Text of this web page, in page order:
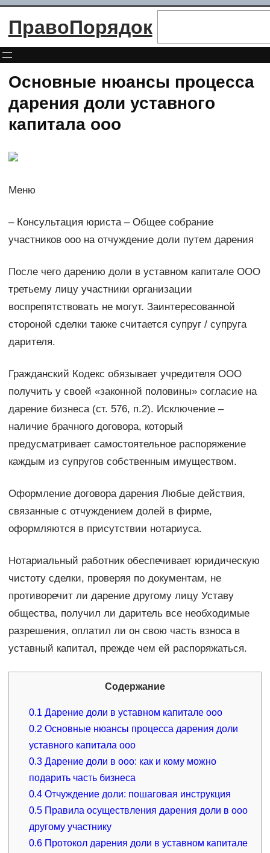
Перейти
ПравоПорядок
Основные нюансы процесса
дарения доли уставного
капитала ооо
Меню
– Консультация юриста – Общее собрание
участников ооо на отчуждение доли путем дарения
После чего дарению доли в уставном капитале ООО
третьему лицу участники организации
воспрепятствовать не могут. Заинтересованной
стороной сделки также считается супруг / супруга
дарителя.
Гражданский Кодекс обязывает учредителя ООО
получить у своей «законной половины» согласие на
дарение бизнеса (ст. 576, п.2). Исключение –
наличие брачного договора, который
предусматривает самостоятельное распоряжение
каждым из супругов собственным имуществом.
Оформление договора дарения Любые действия,
связанные с отчуждением долей в фирме,
оформляются в присутствии нотариуса.
Нотариальный работник обеспечивает юридическую
чистоту сделки, проверяя по документам, не
противоречит ли дарение другому лицу Уставу
общества, получил ли даритель все необходимые
разрешения, оплатил ли он свою часть взноса в
уставный капитал, прежде чем ей распоряжаться.
Содержание
0.1 Дарение доли в уставном капитале ооо
0.2 Основные нюансы процесса дарения доли
уставного капитала ооо
0.3 Дарение доли в ооо: как и кому можно
подарить часть бизнеса
0.4 Отчуждение доли: пошаговая инструкция
0.5 Правила осуществления дарения доли в ооо
другому участнику
0.6 Протокол дарения доли в уставном капитале